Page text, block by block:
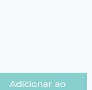
Adicionar ao